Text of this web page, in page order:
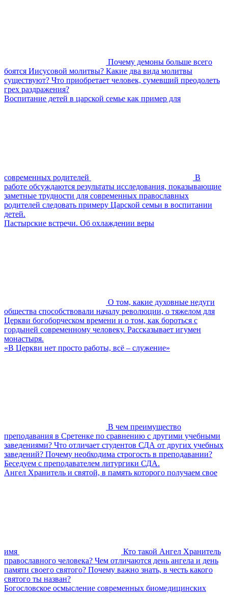
Почему демоны больше всего
боятся Иисусовой молитвы? Какие два вида молитвы
существуют? Что приобретает человек, сумевший преодолеть
грех раздражения?
Воспитание детей в царской семье как пример для
современных родителей
В
работе обсуждаются результаты исследования, показывающие
заметные трудности для современных православных
родителей следовать примеру Царской семьи в воспитании
детей.
Пастырские встречи. Об охлаждении веры
О том, какие духовные недуги
общества способствовали началу революции, о тяжелом для
Церкви богоборческом времени и о том, как бороться с
гордыней современному человеку. Рассказывает игумен
монастыря.
«В Церкви нет просто работы, всё – служение»
В чем преимущество
преподавания в Сретенке по сравнению с другими учебными
заведениями? Что отличает студентов СДА от других учебных
заведений? Почему необходима строгость в преподавании?
Беседуем с преподавателем литургики СДА.
Ангел Хранитель и святой, в память которого получаем свое
имя
Кто такой Ангел Хранитель
православного человека? Чем отличаются день ангела и день
памяти своего святого? Почему важно знать, в честь какого
святого ты назван?
Богословское осмысление современных биомедицинских